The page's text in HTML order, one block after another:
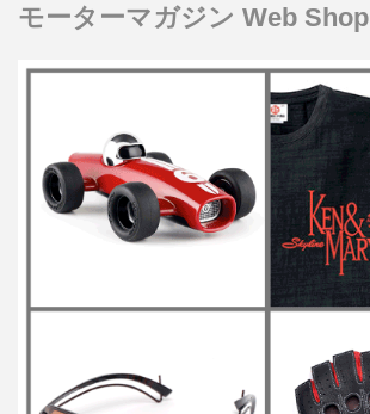
モーターマガジン Web Shop